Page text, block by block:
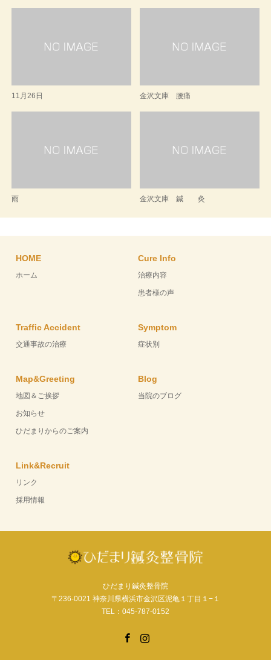
11月26日 金沢文庫 腰痛
雨 金沢文庫 鍼 灸
HOME
ホーム
Cure Info
治療内容
患者様の声
Traffic Accident
交通事故の治療
Symptom
症状別
Map&Greeting
地図＆ご挨拶
お知らせ
ひだまりからのご案内
Blog
当院のブログ
Link&Recruit
リンク
採用情報
ひだまり鍼灸整骨院
〒236-0021 神奈川県横浜市金沢区泥亀１丁目１−１
TEL：045-787-0152